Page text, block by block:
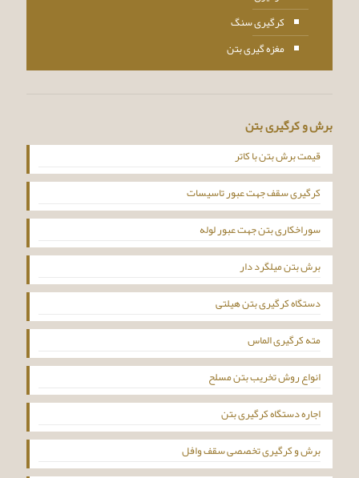
کرگیری سنگ
مغزه گیری بتن
برش و کرگیری بتن
قیمت برش بتن با کاتر
کرگیری سقف جهت عبور تاسیسات
سوراخکاری بتن جهت عبور لوله
برش بتن میلگرد دار
دستگاه کرگیری بتن هیلتی
مته کرگیری الماس
انواع روش تخریب بتن مسلح
اجاره دستگاه کرگیری بتن
برش و کرگیری تخصصی سقف وافل